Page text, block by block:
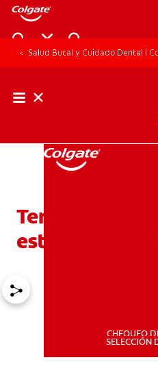
CHEQUEO
SELECCIÓN
Salud Bucal y Cuidado Dental |
Terapia
está en la